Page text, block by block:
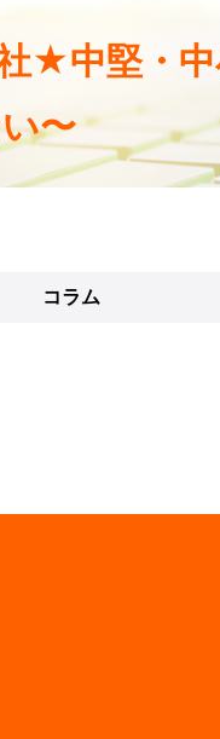
★中堅・
〜
コラム